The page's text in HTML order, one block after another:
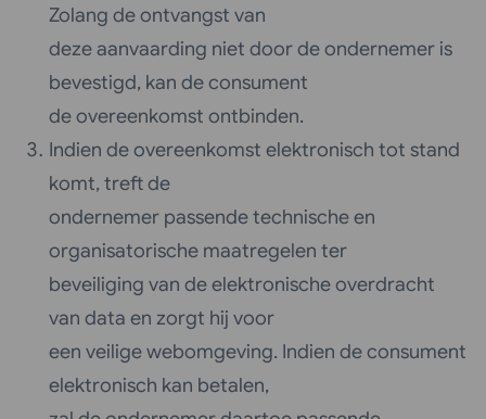
Zolang de ontvangst van
deze aanvaarding niet door de ondernemer is
bevestigd, kan de consument
de overeenkomst ontbinden.
Indien de overeenkomst elektronisch tot stand
komt, treft de
ondernemer passende technische en
organisatorische maatregelen ter
beveiliging van de elektronische overdracht
van data en zorgt hij voor
een veilige webomgeving. Indien de consument
elektronisch kan betalen,